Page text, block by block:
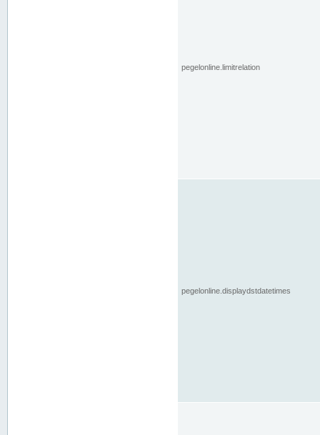
pegelonline.limitrelation
pegelonline.displaydstdatetimes